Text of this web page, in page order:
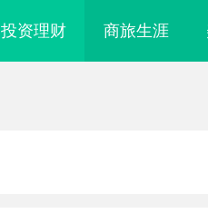
投资理财 商旅生涯